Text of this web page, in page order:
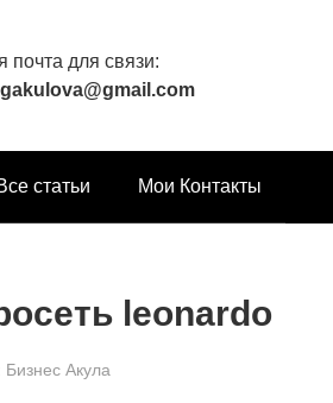
почта для связи:
статьи Мои Контакты
leonardo
Бизнес Акула